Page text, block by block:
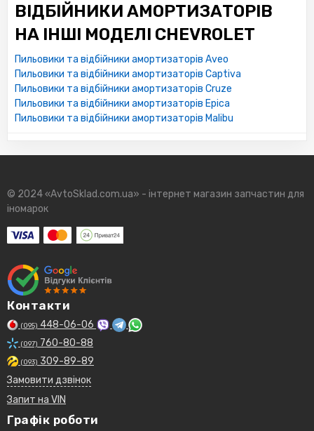
ВІДБІЙНИКИ АМОРТИЗАТОРІВ
НА ІНШІ МОДЕЛІ CHEVROLET
Пильовики та відбійники амортизаторів Aveo
Пильовики та відбійники амортизаторів Captiva
Пильовики та відбійники амортизаторів Cruze
Пильовики та відбійники амортизаторів Epica
Пильовики та відбійники амортизаторів Malibu
© 2024 «AvtoSklad.com.ua» - інтернет магазин запчастин для
іномарок
Контакти
(095) 448-06-06
(097) 760-80-88
(093) 309-89-89
Замовити дзвінок
Запит на VIN
Графік роботи